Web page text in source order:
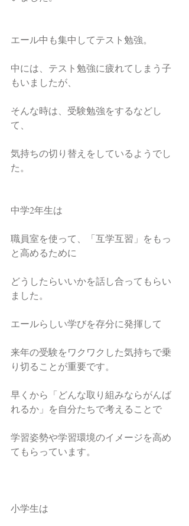
エール中も集中してテスト勉強。
中には、テスト勉強に疲れてしまう子
もいましたが、
そんな時は、受験勉強をするなどし
て、
気持ちの切り替えをしているようでし
た。
中学2年生は
職員室を使って、「互学互習」をもっ
と高めるために
どうしたらいいかを話し合ってもらい
ました。
エールらしい学びを存分に発揮して
来年の受験をワクワクした気持ちで乗
り切ることが重要です。
早くから「どんな取り組みならがんば
れるか」を自分たちで考えることで
学習姿勢や学習環境のイメージを高め
てもらっています。
小学生は